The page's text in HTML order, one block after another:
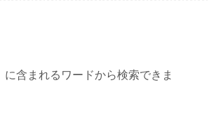
に含まれるワードから検索できま